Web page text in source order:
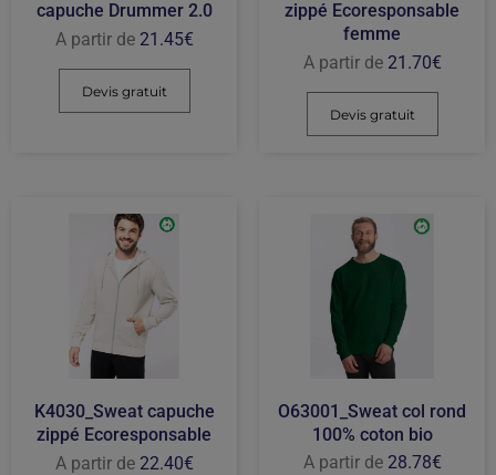
capuche Drummer 2.0
A partir de 21.45€
Devis gratuit
zippé Ecoresponsable
femme
A partir de 21.70€
Devis gratuit
K4030_Sweat capuche
zippé Ecoresponsable
A partir de 22.40€
O63001_Sweat col rond
100% coton bio
A partir de 28.78€